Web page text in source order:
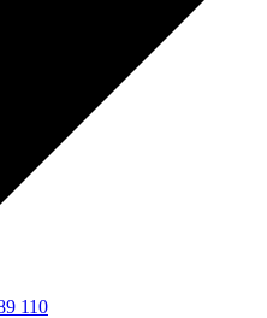
110